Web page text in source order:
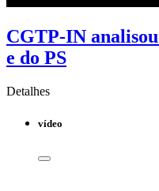
CGTP-IN
e do PS
Detalhes
vídeo